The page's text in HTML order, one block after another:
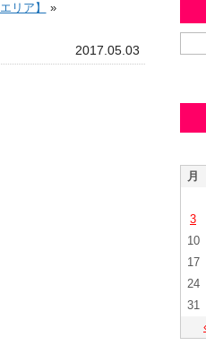
リア】 »
2017.05.03
月
3
10
17
24
31